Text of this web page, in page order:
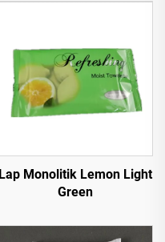
Lap Monolitik Lemon Light
Green